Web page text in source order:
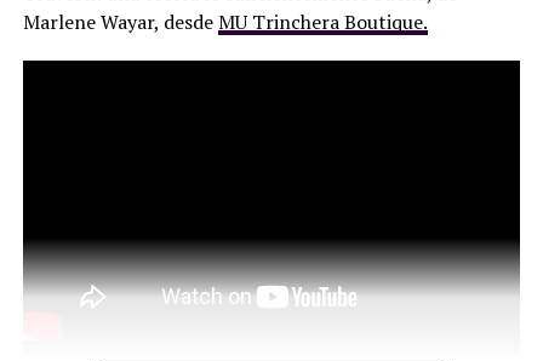
Marlene Wayar, desdeMU Trinchera Boutique.